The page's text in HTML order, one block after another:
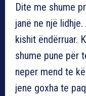
Dite me shume
janë ne një
kishit ëndërruar.
shume pune për
neper mend te
jene goxha te